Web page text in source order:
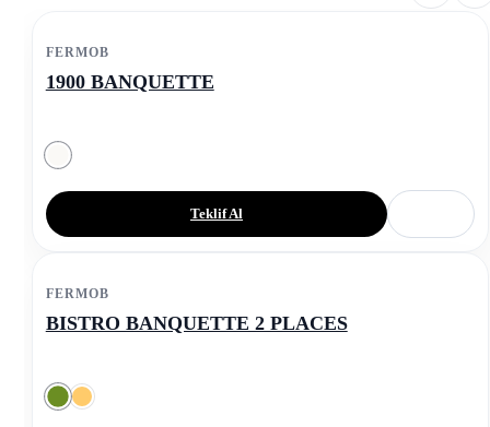
FERMOB
1900 BANQUETTE
Teklif Al
FERMOB
BISTRO BANQUETTE 2 PLACES